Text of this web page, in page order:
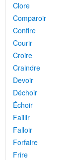
Clore
Comparoir
Confire
Courir
Croire
Craindre
Devoir
Déchoir
Échoir
Faillir
Falloir
Forfaire
Frire